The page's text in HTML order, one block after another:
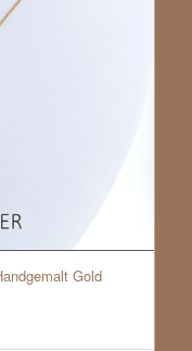
Gold